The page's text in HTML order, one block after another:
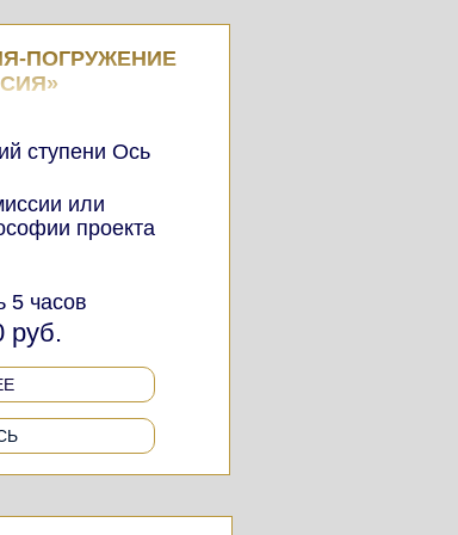
руб.
ступени Ось
или
проекта
ПОГРУЖЕНИЕ
5 часов